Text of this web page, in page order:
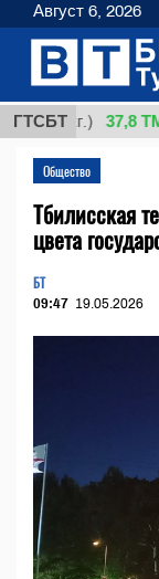
ГТСБТ
(кг.) 37,8 ТМТ
Общество
Тбилисская
цвета
БТ
09:47 19.05.2026
Август 6, 2026